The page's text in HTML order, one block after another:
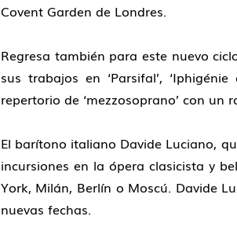
Covent Garden de Londres.
Regresa también para este nuevo
sus trabajos en ‘Parsifal’,
repertorio de ‘mezzosoprano’ con
El barítono italiano Davide Luciano,
incursiones en la ópera clasicista y
York, Milán, Berlín o Moscú. Davide
nuevas fechas.